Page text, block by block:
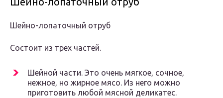
Шейно-лопаточный отруб
Состоит из трех частей.
Шейной части. Это очень мягкое, сочное,
нежное, но жирное мясо. Из него можно
приготовить любой мясной деликатес.